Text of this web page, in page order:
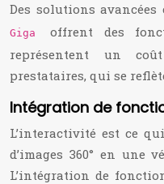
Des solutions avancées
Giga offrent des
représentent un
prestataires, qui se
Intégration de
L’interactivité est ce
d’images 360° en une
L’intégration de